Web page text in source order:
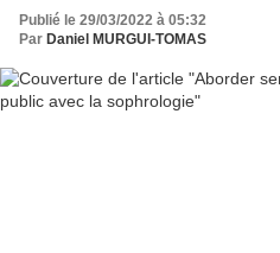
Publié le 29/03/2022 à 05:32
Par Daniel MURGUI-TOMAS